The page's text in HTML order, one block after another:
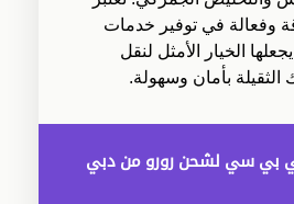
وفعالة في توفير خدمات
الخيار الأمثل لنقل
الثقيلة بأمان وسهولة.
بي سي لشحن رورو من دبي